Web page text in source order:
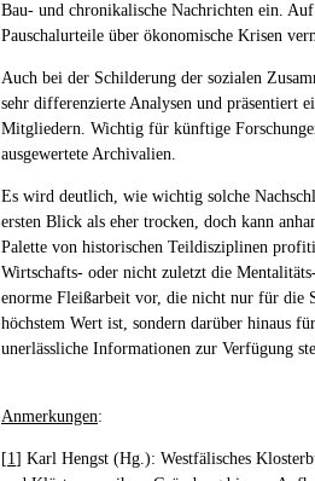
Bau- und chronikalische Nachrichten ein.
Pauschalurteile über ökonomische Krisen
Auch bei der Schilderung der sozialen
sehr differenzierte Analysen und präsentiert
Mitgliedern. Wichtig für künftige
ausgewertete Archivalien.
Es wird deutlich, wie wichtig solche
ersten Blick als eher trocken, doch kann
Palette von historischen Teildisziplinen
Wirtschafts- oder nicht zuletzt die
enorme Fleißarbeit vor, die nicht nur für die
höchstem Wert ist, sondern darüber hinaus
unerlässliche Informationen zur Verfügung
Anmerkungen:
[1] Karl Hengst (Hg.): Westfälisches